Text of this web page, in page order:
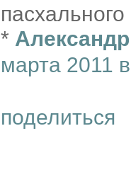
*
марта 2011
поделиться